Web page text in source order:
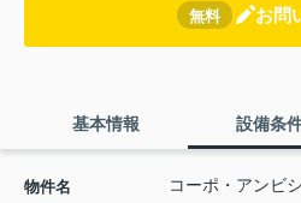
無料 お問
基本情報 設備条
物件名 コーポ・アンビ